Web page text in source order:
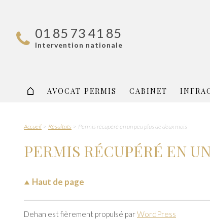
01 85 73 41 85
Intervention nationale
AVOCAT PERMIS CABINET
Accueil Résultats Permis récupéré en un peu plus de deux mois
PERMIS RÉCUPÉRÉ EN
Haut de page
Dehan est fièrement propulsé parWordPress